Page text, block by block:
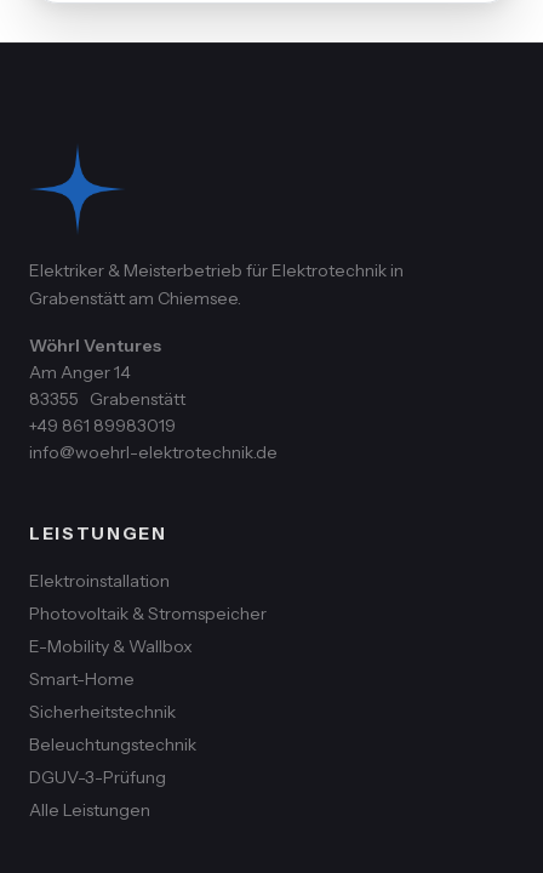
Elektriker & Meisterbetrieb für Elektrotechnik in
Grabenstätt am Chiemsee.
Wöhrl Ventures
Am Anger 14
83355
Grabenstätt
+49 861 89983019
info@woehrl-elektrotechnik.de
LEISTUNGEN
Elektroinstallation
Photovoltaik & Stromspeicher
E-Mobility & Wallbox
Smart-Home
Sicherheitstechnik
Beleuchtungstechnik
DGUV-3-Prüfung
Alle Leistungen